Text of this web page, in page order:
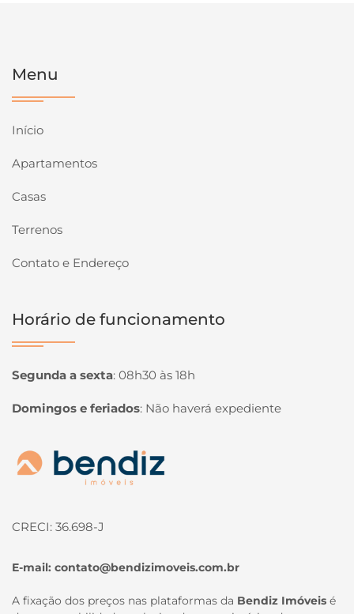
Menu
Início
Apartamentos
Casas
Terrenos
Contato e Endereço
Horário de funcionamento
Segunda a sexta: 08h30 às 18h
Domingos e feriados: Não haverá expediente
Página inicial
CRECI: 36.698-J
E-mail: contato@bendizimoveis.com.br
A fixação dos preços nas plataformas da Bendiz Imóveis é